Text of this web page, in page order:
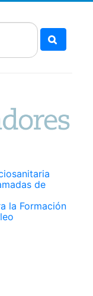
de
la Formación